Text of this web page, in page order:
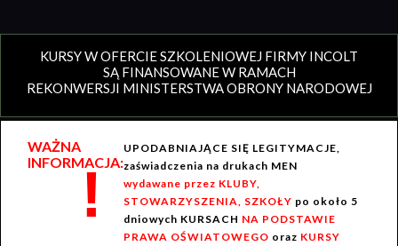
KURSY W OFERCIE SZKOLENIOWEJ FIRMY INCOLT
SĄ FINANSOWANE W RAMACH
REKONWERSJI MINISTERSTWA OBRONY NARODOWEJ
WAŻNA
INFORMACJA:
!
UPODABNIAJĄCE SIĘ LEGITYMACJE,
zaświadczenia na drukach MEN
wydawane przez KLUBY,
STOWARZYSZENIA, SZKOŁY po około 5
dniowych KURSACH NA PODSTAWIE
PRAWA OŚWIATOWEGO oraz KURSY